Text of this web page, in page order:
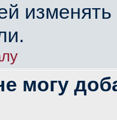
могу